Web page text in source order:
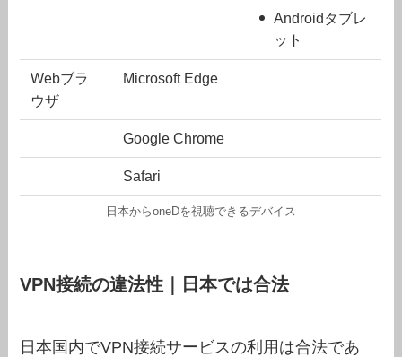
Androidタブレ
ット
Webブラ
ウザ
Microsoft Edge
Google Chrome
Safari
日本からoneDを視聴できるデバイス
VPN接続の違法性｜日本では合法
日本国内でVPN接続サービスの利用は合法であ